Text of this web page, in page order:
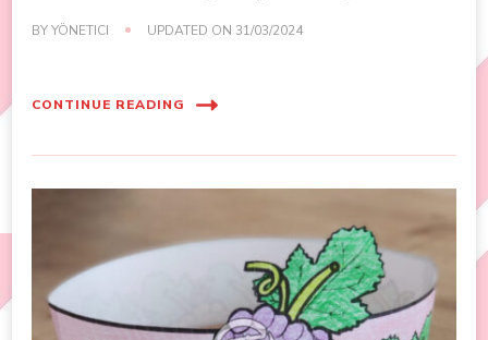
BYYÖNETICI UPDATED ON 31/03/2024
CONTINUE READING